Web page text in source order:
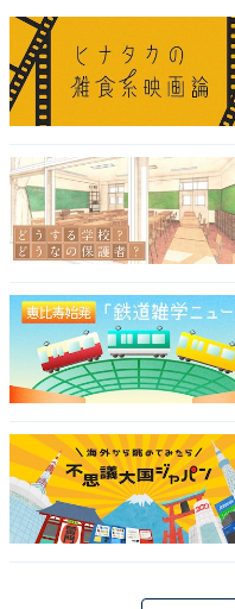
つにまとめて発送するの
メルカリにはまとめて
すが、あえてそれを使
する目的があったのか
は、購入者の意思を無
ます。同梱したい場合
してもらいましょう。
とはいえ、メルカリ便
しても、同梱すること
を変更するなど手間が
か。互いのために同梱
うな気がします。